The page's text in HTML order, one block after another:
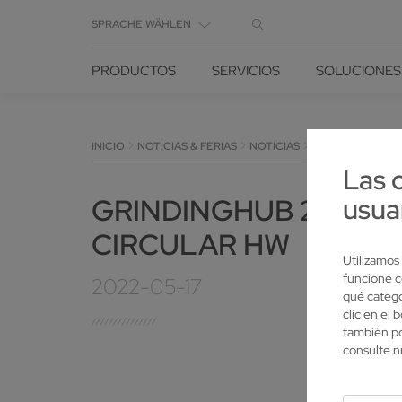
Las
funcione
qué
clic en el
también
consulte
SPRACHE WÄHLEN
PRODUCTOS SERVICIOS SOLUCIONES
INICIO NOTICIAS & FERIAS NOTICIAS
GRINDINGHUB 2022:
CIRCULAR HW
2022-05-17